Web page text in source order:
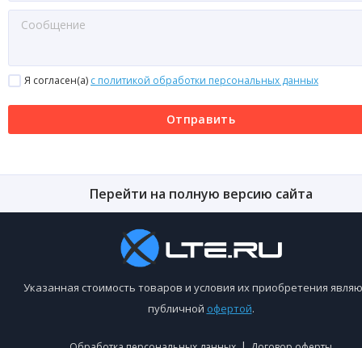
Я согласен(a) с политикой обработки персональных данных
Отправить
Перейти на полную версию сайта
Указанная стоимость товаров и условия их приобретения
публичной офертой.